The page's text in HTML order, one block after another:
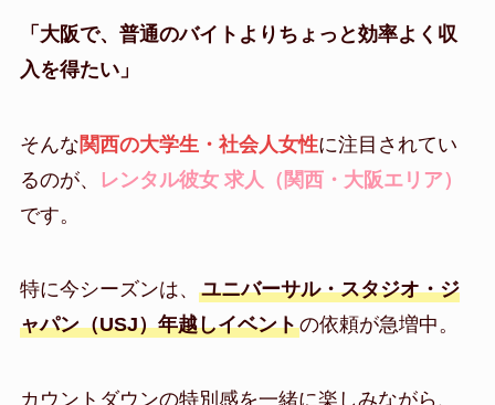
「大阪で、普通のバイトよりちょっと効率よく収
入を得たい」
そんな関西の大学生・社会人女性に注目されてい
るのが、
レンタル彼女 求人（関西・大阪エリア）
です。
特に今シーズンは、 ユニバーサル・スタジオ・ジ
ャパン（USJ）年越しイベントの依頼が急増中。
カウントダウンの特別感を一緒に楽しみながら、